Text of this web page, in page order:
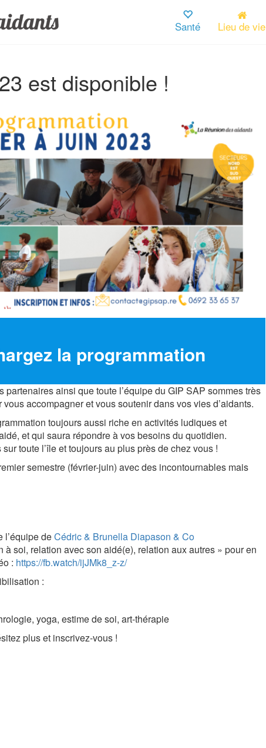
Santé Lieu de vie
est disponible !
la programmation
partenaires ainsi que toute l’équipe du GIP SAP sommes très
accompagner et vous soutenir dans vos vies d’aidants.
toujours aussi riche en activités ludiques et
et qui saura répondre à vos besoins du quotidien.
toute l’île et toujours au plus près de chez vous !
semestre (février-juin) avec des incontournables mais
l’équipe deCédric & Brunella Diapason & Co
soi, relation avec son aidé(e), relation aux autres » pour en
: https://fb.watch/ijJMk8_z-z/
:
yoga, estime de soi, art-thérapie
plus et inscrivez-vous !